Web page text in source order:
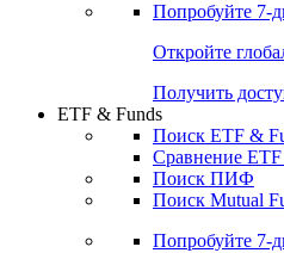
Попробуйте 7-
Откройте
Получить
ETF & Funds
Поиск ETF &
Сравнение
Поиск ПИФ
Поиск Mutual
Попробуйте 7-